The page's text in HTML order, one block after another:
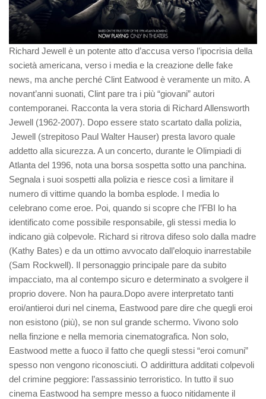
Richard Jewell è un potente atto d’accusa verso l’ipocrisia della
società americana, verso i media e la creazione delle fake
news, ma anche perché Clint Eatwood è veramente un mito. A
novant’anni suonati, Clint pare tra i più “giovani” autori
contemporanei. Racconta la vera storia di Richard Allensworth
Jewell (1962-2007). Dopo essere stato scartato dalla polizia,
Jewell (strepitoso Paul Walter Hauser) presta lavoro quale
addetto alla sicurezza. A un concerto, durante le Olimpiadi di
Atlanta del 1996, nota una borsa sospetta sotto una panchina.
Segnala i suoi sospetti alla polizia e riesce così a limitare il
numero di vittime quando la bomba esplode. I media lo
celebrano come eroe. Poi, quando si scopre che l’FBI lo ha
identificato come possibile responsabile, gli stessi media lo
indicano già colpevole. Richard si ritrova difeso solo dalla madre
(Kathy Bates) e da un ottimo avvocato dall’eloquio inarrestabile
(Sam Rockwell). Il personaggio principale pare da subito
impacciato, ma al contempo sicuro e determinato a svolgere il
proprio dovere. Non ha paura.Dopo avere interpretato tanti
eroi/antieroi duri nel cinema, Eastwood pare dire che quegli eroi
non esistono (più), se non sul grande schermo. Vivono solo
nella finzione e nella memoria cinematografica. Non solo,
Eastwood mette a fuoco il fatto che quegli stessi “eroi comuni”
spesso non vengono riconosciuti. O addirittura additati colpevoli
del crimine peggiore: l’assassinio terroristico. In tutto il suo
cinema Eastwood ha sempre messo a fuoco nitidamente il